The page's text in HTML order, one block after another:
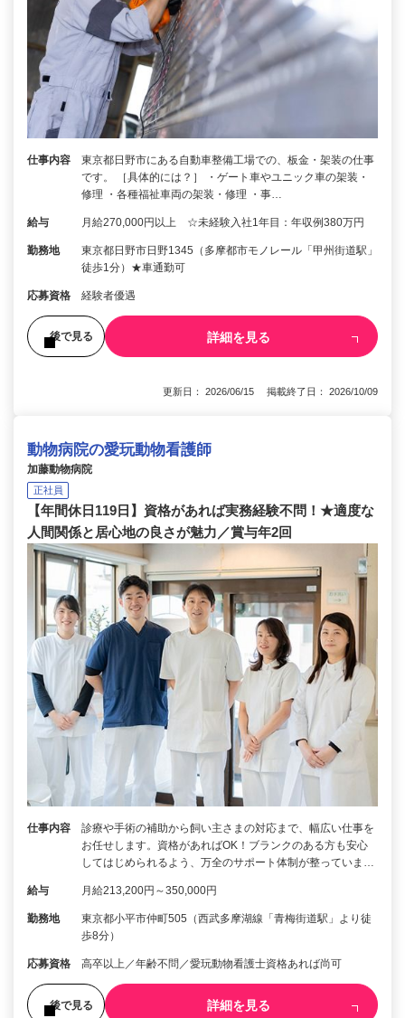
仕事内容
東京都日野市にある自動車整備工場での、板金・架装の仕事
です。 ［具体的には？］ ・ゲート車やユニック車の架装・
修理 ・各種福祉車両の架装・修理 ・事…
給与 月給270,000円以上 ☆未経験入社1年目：年収例380万円
勤務地
東京都日野市日野1345（多摩都市モノレール「甲州街道駅」
徒歩1分）★車通勤可
応募資格 経験者優遇
後で見る 詳細を見る
更新日： 2026/06/15 掲載終了日： 2026/10/09
動物病院の愛玩動物看護師
加藤動物病院
正社員
【年間休日119日】資格があれば実務経験不問！★適度な
人間関係と居心地の良さが魅力／賞与年2回
仕事内容
診療や手術の補助から飼い主さまの対応まで、幅広い仕事を
お任せします。資格があればOK！ブランクのある方も安心
してはじめられるよう、万全のサポート体制が整っていま…
給与 月給213,200円～350,000円
勤務地
東京都小平市仲町505（西武多摩湖線「青梅街道駅」より徒
歩8分）
応募資格 高卒以上／年齢不問／愛玩動物看護士資格あれば尚可
後で見る 詳細を見る